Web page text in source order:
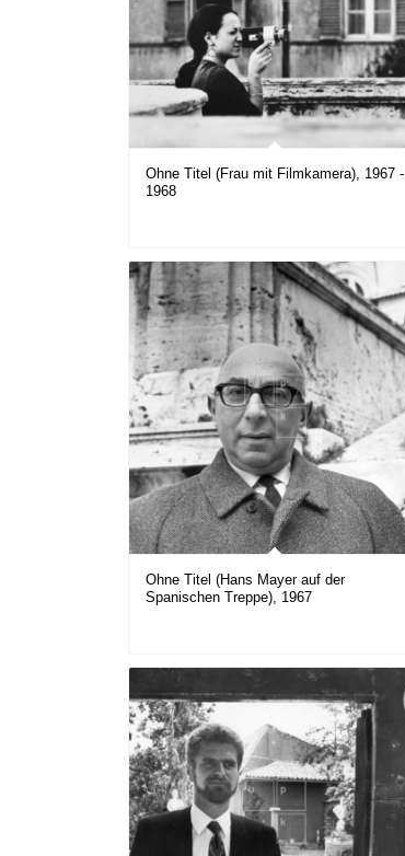
Ohne Titel (Frau mit Filmkamera), 1967 -
1968
Ohne Titel (Hans Mayer auf der
Spanischen Treppe), 1967